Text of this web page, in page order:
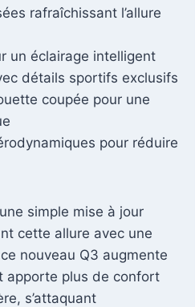
rafraîchissant l’allure
un éclairage intelligent
détails sportifs exclusifs
coupée pour une
pour réduire
simple mise à jour
cette allure avec une
nouveau Q3 augmente
apporte plus de confort
s’attaquant